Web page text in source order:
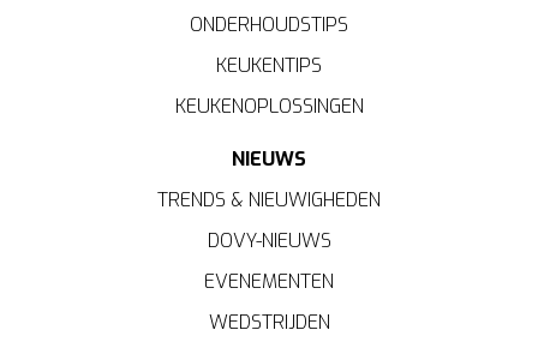
ONDERHOUDSTIPS
KEUKENTIPS
KEUKENOPLOSSINGEN
NIEUWS
TRENDS & NIEUWIGHEDEN
DOVY-NIEUWS
EVENEMENTEN
WEDSTRIJDEN